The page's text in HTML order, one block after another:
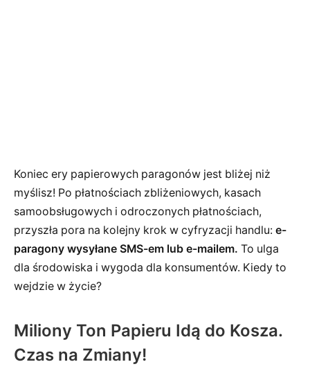
Koniec ery papierowych paragonów jest bliżej niż
myślisz! Po płatnościach zbliżeniowych, kasach
samoobsługowych i odroczonych płatnościach,
przyszła pora na kolejny krok w cyfryzacji handlu: e-
paragony wysyłane SMS-em lub e-mailem. To ulga
dla środowiska i wygoda dla konsumentów. Kiedy to
wejdzie w życie?
Miliony Ton Papieru Idą do Kosza.
Czas na Zmiany!